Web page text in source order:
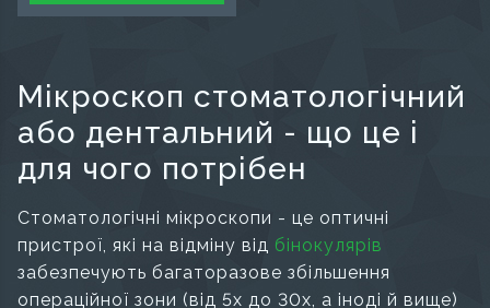
Мікроскоп стоматологічний
або дентальний - що це і
для чого потрібен
Стоматологічні мікроскопи - це оптичні
пристрої, які на відміну від бінокулярів
забезпечують багаторазове збільшення
операційної зони (від 5x до 30x, а іноді й вище)